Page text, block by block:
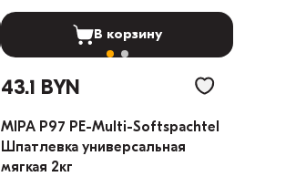
В корзину
43.1 BYN
MIPA P97 PE-Multi-Softspachtel
Шпатлевка универсальная
мягкая 2кг